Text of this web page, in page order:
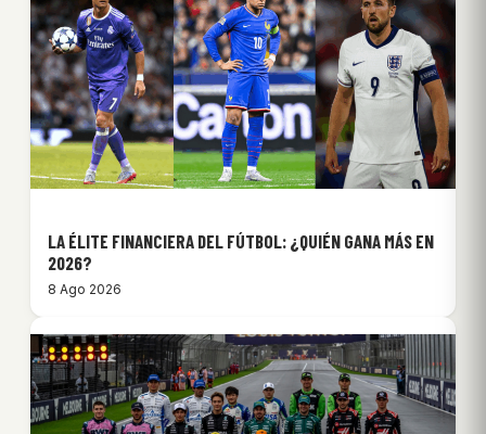
LA ÉLITE FINANCIERA DEL FÚTBOL: ¿QUIÉN GANA MÁS EN
2026?
8 Ago 2026